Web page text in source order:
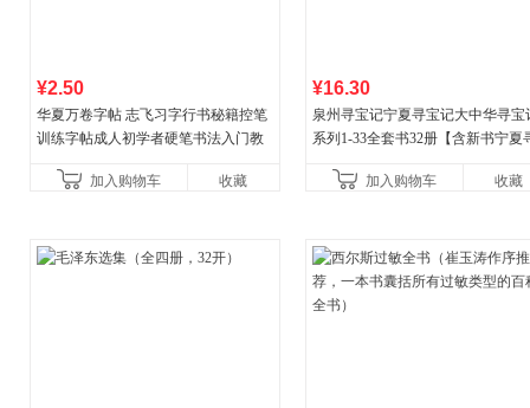
¥2.50
华夏万卷字帖 志飞习字行书秘籍控笔
训练字帖成人初学者硬笔书法入门教
加入购物车 收藏
¥16.30
泉州寻宝记宁夏寻宝记大中华寻宝
系列1-33全套书32册【含新书宁夏
广东福建河北黑
加入购物车 收藏